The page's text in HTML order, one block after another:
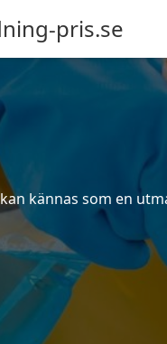
pris.se
kännas som en